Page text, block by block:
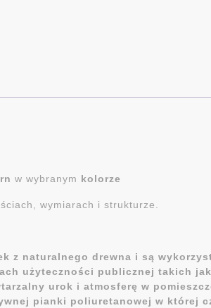
w wybranym kolorze
wymiarach i strukturze.
naturalnego drewna i są
użyteczności publicznej takich
urok i atmosferę w
pianki poliuretanowej w której